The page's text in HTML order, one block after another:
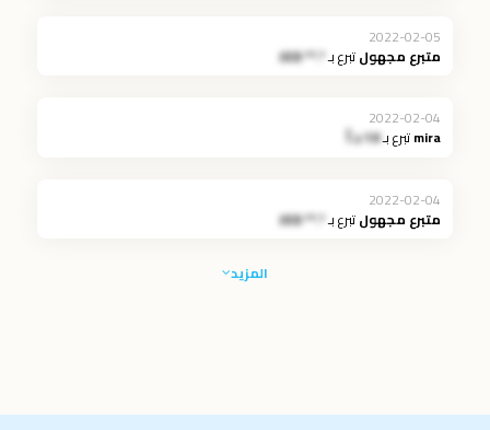
2022-02-05
متبرع مجهولتبرع بـ*.** JOD
2022-02-04
miraتبرع بـ10 د.أ
2022-02-04
متبرع مجهولتبرع بـ*.** JOD
المزيد